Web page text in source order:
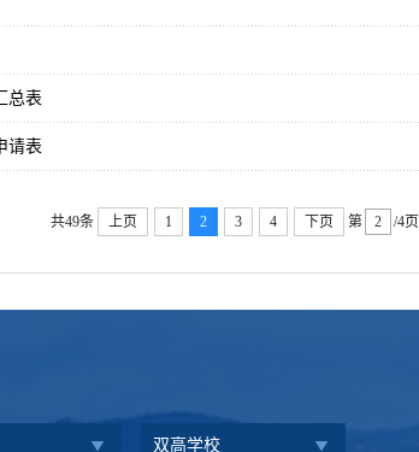
总表
请表
共49条 上页 1 2 3 4 下页 第 /4页
双高学校